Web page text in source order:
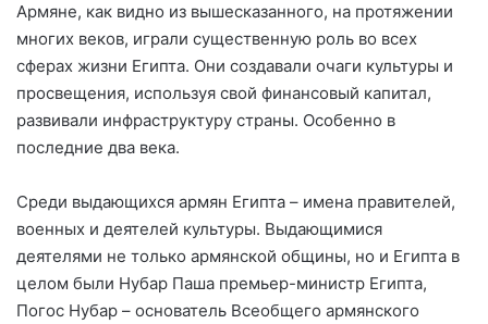
Армяне, как видно из вышесказанного, на протяжении
многих веков, играли существенную роль во всех
сферах жизни Египта. Они создавали очаги культуры и
просвещения, используя свой финансовый капитал,
развивали инфраструктуру страны. Особенно в
последние два века.
Среди выдающихся армян Египта – имена правителей,
военных и деятелей культуры. Выдающимися
деятелями не только армянской общины, но и Египта в
целом были Нубар Паша премьер-министр Египта,
Погос Нубар – основатель Всеобщего армянского